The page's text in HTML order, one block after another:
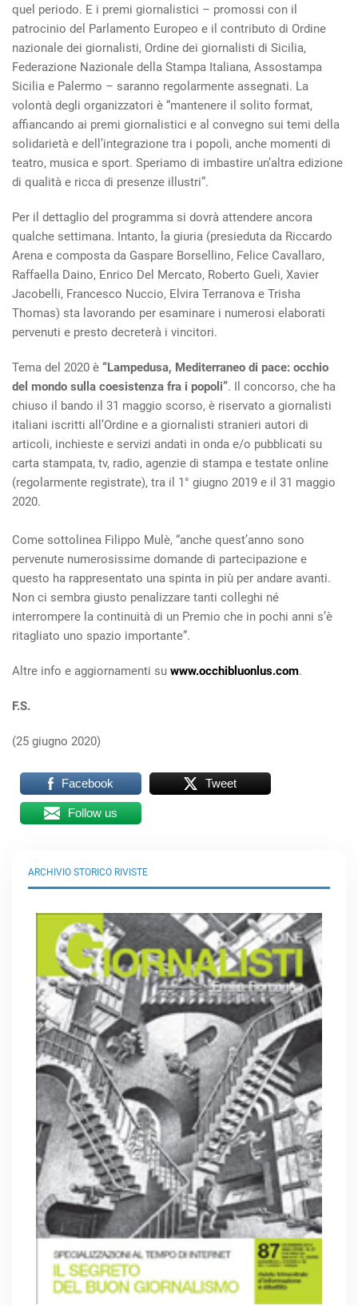
quel periodo. E i premi giornalistici – promossi con il
patrocinio del Parlamento Europeo e il contributo di Ordine
nazionale dei giornalisti, Ordine dei giornalisti di Sicilia,
Federazione Nazionale della Stampa Italiana, Assostampa
Sicilia e Palermo – saranno regolarmente assegnati. La
volontà degli organizzatori è “mantenere il solito format,
affiancando ai premi giornalistici e al convegno sui temi della
solidarietà e dell’integrazione tra i popoli, anche momenti di
teatro, musica e sport. Speriamo di imbastire un’altra edizione
di qualità e ricca di presenze illustri”.
Per il dettaglio del programma si dovrà attendere ancora
qualche settimana. Intanto, la giuria (presieduta da Riccardo
Arena e composta da Gaspare Borsellino, Felice Cavallaro,
Raffaella Daino, Enrico Del Mercato, Roberto Gueli, Xavier
Jacobelli, Francesco Nuccio, Elvira Terranova e Trisha
Thomas) sta lavorando per esaminare i numerosi elaborati
pervenuti e presto decreterà i vincitori.
Tema del 2020 è “Lampedusa, Mediterraneo di pace: occhio
del mondo sulla coesistenza fra i popoli”. Il concorso, che ha
chiuso il bando il 31 maggio scorso, è riservato a giornalisti
italiani iscritti all’Ordine e a giornalisti stranieri autori di
articoli, inchieste e servizi andati in onda e/o pubblicati su
carta stampata, tv, radio, agenzie di stampa e testate online
(regolarmente registrate), tra il 1° giugno 2019 e il 31 maggio
2020.
Come sottolinea Filippo Mulè, “anche quest’anno sono
pervenute numerosissime domande di partecipazione e
questo ha rappresentato una spinta in più per andare avanti.
Non ci sembra giusto penalizzare tanti colleghi né
interrompere la continuità di un Premio che in pochi anni s’è
ritagliato uno spazio importante”.
Altre info e aggiornamenti su www.occhibluonlus.com.
F.S.
(25 giugno 2020)
Facebook Tweet
Follow us
ARCHIVIO STORICO RIVISTE